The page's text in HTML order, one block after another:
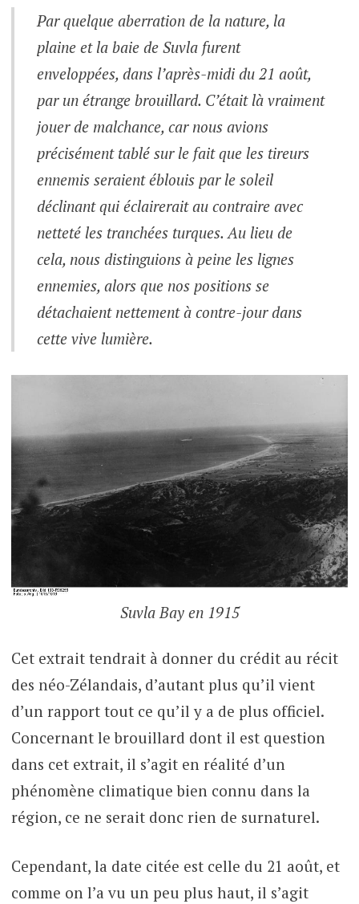
Par quelque aberration de la nature, la
plaine et la baie de Suvla furent
enveloppées, dans l’après-midi du 21 août,
par un étrange brouillard. C’était là vraiment
jouer de malchance, car nous avions
précisément tablé sur le fait que les tireurs
ennemis seraient éblouis par le soleil
déclinant qui éclairerait au contraire avec
netteté les tranchées turques. Au lieu de
cela, nous distinguions à peine les lignes
ennemies, alors que nos positions se
détachaient nettement à contre-jour dans
cette vive lumière.
Suvla Bay en 1915
Cet extrait tendrait à donner du crédit au récit
des néo-Zélandais, d’autant plus qu’il vient
d’un rapport tout ce qu’il y a de plus officiel.
Concernant le brouillard dont il est question
dans cet extrait, il s’agit en réalité d’un
phénomène climatique bien connu dans la
région, ce ne serait donc rien de surnaturel.
Cependant, la date citée est celle du 21 août, et
comme on l’a vu un peu plus haut, il s’agit